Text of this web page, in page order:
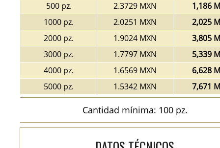
500 pz.
2.3729 MXN
1,186
1000 pz.
2.0251 MXN
2,025
2000 pz.
1.9024 MXN
3,805
3000 pz.
1.7797 MXN
5,339
4000 pz.
1.6569 MXN
6,628
5000 pz.
1.5342 MXN 7,671
Cantidad mínima: 100 pz.